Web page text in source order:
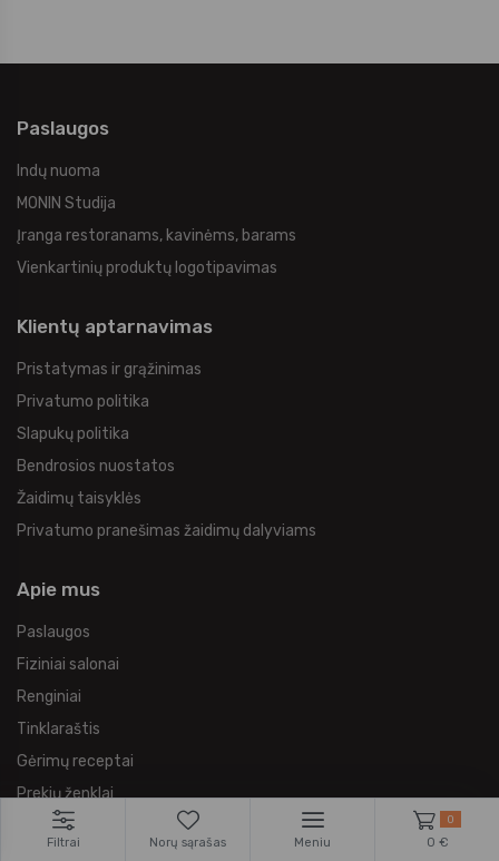
Paslaugos
Indų nuoma
MONIN Studija
Įranga restoranams, kavinėms, barams
Vienkartinių produktų logotipavimas
Klientų aptarnavimas
Pristatymas ir grąžinimas
Privatumo politika
Slapukų politika
Bendrosios nuostatos
Žaidimų taisyklės
Privatumo pranešimas žaidimų dalyviams
Apie mus
Paslaugos
Fiziniai salonai
Renginiai
Tinklaraštis
Gėrimų receptai
Prekių ženklai
Sertifikatas prekiauti ekologiškomis prekėmis
Filtrai Norų sąrašas Meniu
0
0 €